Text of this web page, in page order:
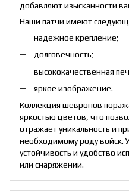
добавляют изысканности
Наши патчи имеют
надежное крепление;
долговечность;
высококачественная
яркое изображение.
Коллекция шевронов
яркостью цветов, что
отражает уникальность и
необходимому роду войск.
устойчивость и удобство
или снаряжении.